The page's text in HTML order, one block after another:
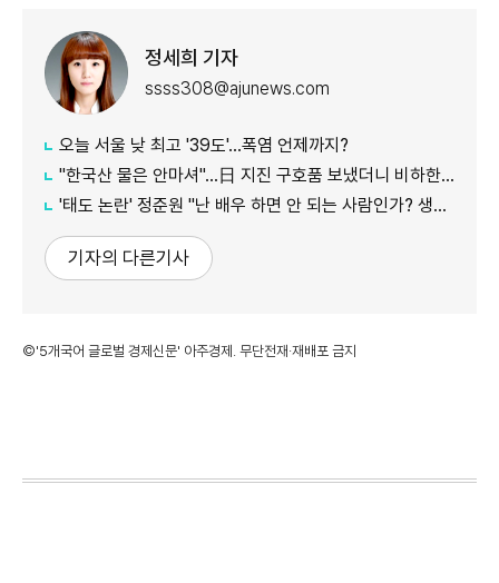
정세희 기자
ssss308@ajunews.com
오늘 서울 낮 최고 '39도'…폭염 언제까지?
"한국산 물은 안마셔"…日 지진 구호품 보냈더니 비하한 누리꾼
'태도 논란' 정준원 "난 배우 하면 안 되는 사람인가? 생각 했다"
기자의 다른기사
©'5개국어 글로벌 경제신문' 아주경제. 무단전재·재배포 금지